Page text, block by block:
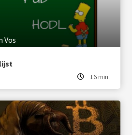
Vos
16 min.